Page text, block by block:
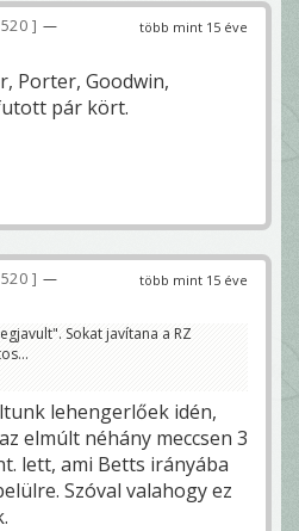
több mint 15 éve
—
Porter, Goodwin,
pár kört.
több mint 15 éve
—
Sokat javítana a RZ
lehengerlőek idén,
elmúlt néhány meccsen 3
lett, ami Betts irányába
Szóval valahogy ez